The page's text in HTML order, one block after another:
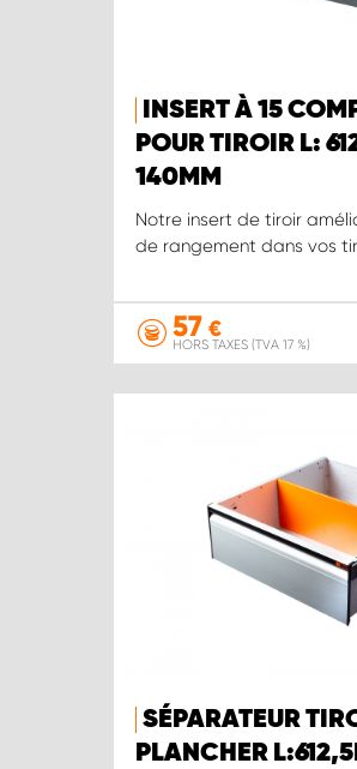
INSERT À 15
POUR TIROIR L:
140MM
Notre insert de tiroir
de rangement dans vos
57 €
HORS TAXES (TVA 17 %)
SÉPARATEUR
PLANCHER